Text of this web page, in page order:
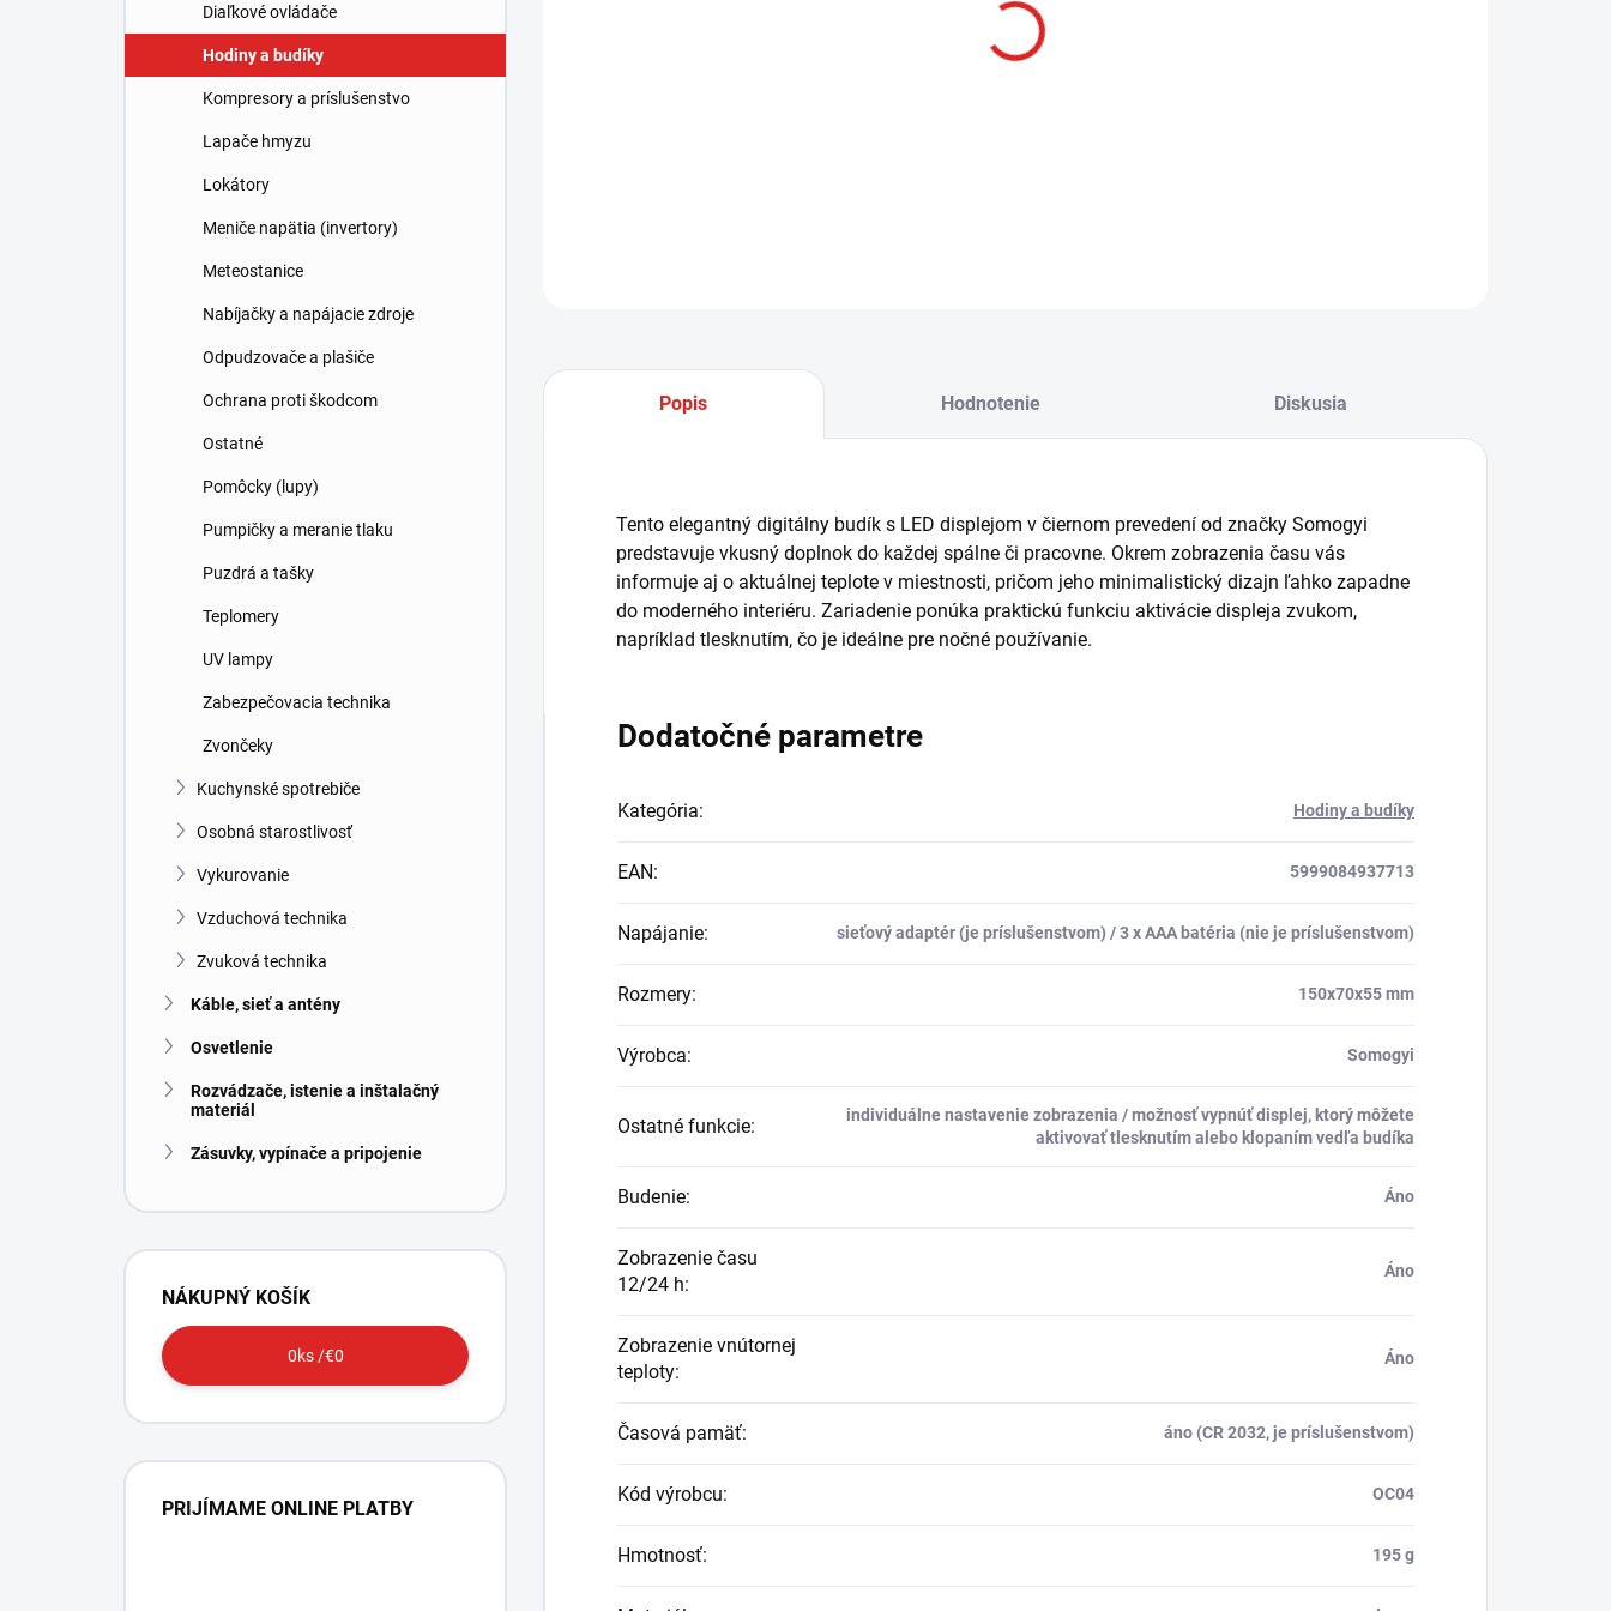
Diaľkové ovládače
Hodiny a budíky
Kompresory a príslušenstvo
Lapače hmyzu
Lokátory
Meniče napätia (invertory)
Meteostanice
Nabíjačky a napájacie zdroje
Odpudzovače a plašiče
Ochrana proti škodcom
Ostatné
Pomôcky (lupy)
Pumpičky a meranie tlaku
Puzdrá a tašky
Teplomery
UV lampy
Zabezpečovacia technika
Zvončeky
Kuchynské spotrebiče
Osobná starostlivosť
Vykurovanie
Vzduchová technika
Zvuková technika
Káble, sieť a antény
Osvetlenie
Rozvádzače, istenie a inštalačný
materiál
Zásuvky, vypínače a pripojenie
NÁKUPNÝ KOŠÍK
0ks /€0
PRIJÍMAME ONLINE PLATBY
Somogyi v minimalistickom dizajne zobrazuje čas aj teplotu.
Zariadenie má
Popis Hodnotenie Diskusia
Tento elegantný digitálny budík s LED displejom v čiernom prevedení od značky Somogyi
predstavuje vkusný doplnok do každej spálne či pracovne. Okrem zobrazenia času vás
informuje aj o aktuálnej teplote v miestnosti, pričom jeho minimalistický dizajn ľahko zapadne
do moderného interiéru. Zariadenie ponúka praktickú funkciu aktivácie displeja zvukom,
napríklad tlesknutím, čo je ideálne pre nočné používanie.
Dodatočné parametre
Kategória: Hodiny a budíky
EAN: 5999084937713
Napájanie: sieťový adaptér (je príslušenstvom) / 3 x AAA batéria (nie je príslušenstvom)
Rozmery: 150x70x55 mm
Výrobca: Somogyi
Ostatné funkcie:
individuálne nastavenie zobrazenia / možnosť vypnúť displej, ktorý môžete
aktivovať tlesknutím alebo klopaním vedľa budíka
Budenie: Áno
Zobrazenie času
12/24 h:
Áno
Zobrazenie vnútornej
teploty:
Áno
Časová pamäť: áno (CR 2032, je príslušenstvom)
Kód výrobcu: OC04
Hmotnosť: 195 g